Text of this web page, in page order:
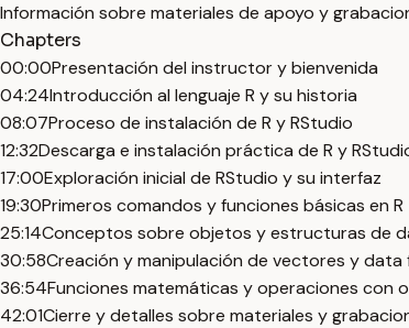
Información sobre materiales de apoyo y
Chapters
00:00Presentación del instructor y bienvenida
04:24Introducción al lenguaje R y su historia
08:07Proceso de instalación de R y RStudio
12:32Descarga e instalación práctica de R y
17:00Exploración inicial de RStudio y su interfaz
19:30Primeros comandos y funciones básicas en R
25:14Conceptos sobre objetos y estructuras de
30:58Creación y manipulación de vectores y data
36:54Funciones matemáticas y operaciones con
42:01Cierre y detalles sobre materiales y